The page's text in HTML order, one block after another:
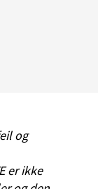
og
er ikke